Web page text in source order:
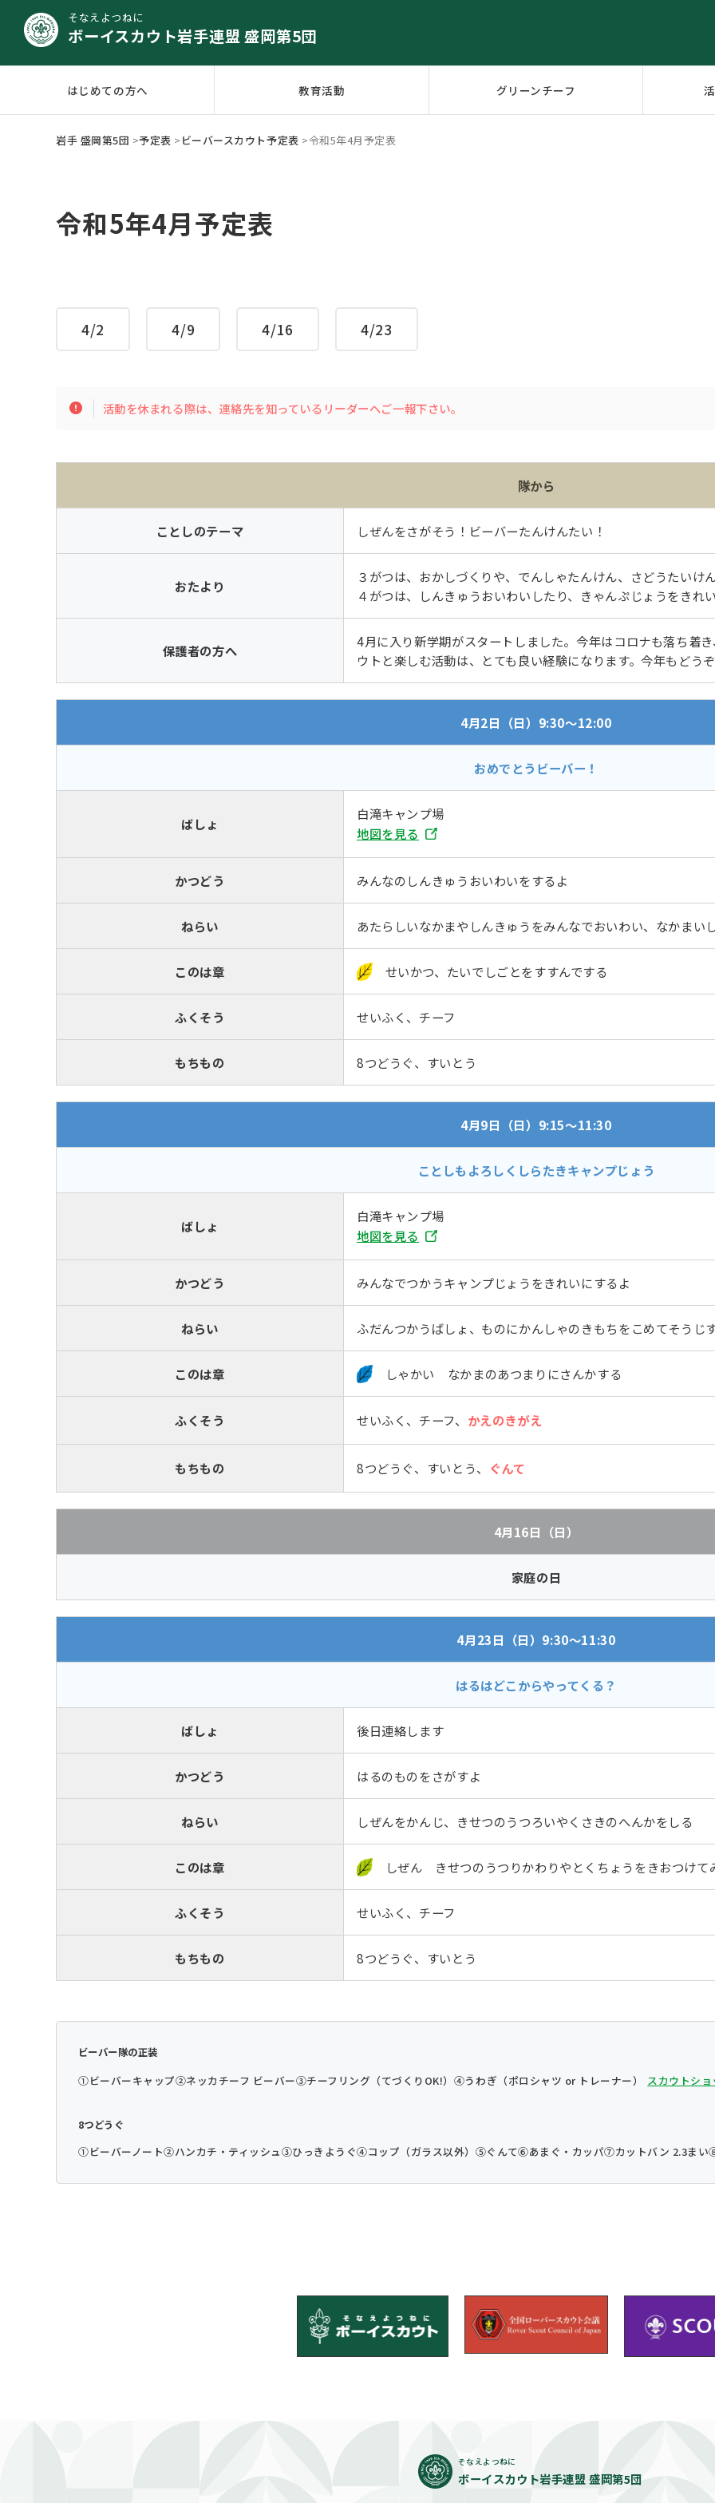
そなえよつねに
ボーイスカウト岩手連盟 盛岡第5団
はじめての方へ 教育活動 グリーンチーフ
岩手 盛岡第5団 >予定表 > ビーバースカウト予定表 >令和5年4月予定表
令和5年4月予定表
4/2 4/9 4/16 4/23
活動を休まれる際は、連絡先を知っているリーダーへご一報下さい。
隊から
ことしのテーマ しぜんをさがそう！ビーバーたんけんたい！
おたより
３がつは、おかしづくりや、でんしゃたんけん、さどうたいけ
４がつは、しんきゅうおいわいしたり、きゃんぷじょうをきれ
保護者の方へ
4月に入り新学期がスタートしました。今年はコロナも落ち着
ウトと楽しむ活動は、とても良い経験になります。今年もどう
4月2日（日）9:30～12:00
おめでとうビーバー！
ばしょ
白滝キャンプ場
地図を見る
かつどう みんなのしんきゅうおいわいをするよ
ねらい あたらしいなかまやしんきゅうをみんなでおいわい、なかまい
このは章 せいかつ、たいでしごとをすすんでする
ふくそう せいふく、チーフ
もちもの 8つどうぐ、すいとう
4月9日（日）9:15～11:30
ことしもよろしくしらたきキャンプじょう
ばしょ
白滝キャンプ場
地図を見る
かつどう みんなでつかうキャンプじょうをきれいにするよ
ねらい ふだんつかうばしょ、ものにかんしゃのきもちをこめてそうじ
このは章 しゃかい なかまのあつまりにさんかする
ふくそう せいふく、チーフ、 かえのきがえ
もちもの 8つどうぐ、すいとう、 ぐんて
4月16日（日）
家庭の日
4月23日（日）9:30～11:30
はるはどこからやってくる？
ばしょ 後日連絡します
かつどう はるのものをさがすよ
ねらい しぜんをかんじ、きせつのうつろいやくさきのへんかをしる
このは章 しぜん きせつのうつりかわりやとくちょうをきおつけて
ふくそう せいふく、チーフ
もちもの 8つどうぐ、すいとう
ビーバー隊の正装
①ビーバーキャップ②ネッカチーフ ビーバー③チーフリング（てづくりOK!） ④うわぎ（ポロシャツ or トレーナー） スカウトシ
8つどうぐ
①ビーバーノート②ハンカチ・ティッシュ③ひっきようぐ④コップ（ガラス以外） ⑤ぐんて⑥あまぐ・カッパ⑦カットバン 2.3まい
そなえよつねに
ボーイスカウト岩手連盟 盛岡第5団